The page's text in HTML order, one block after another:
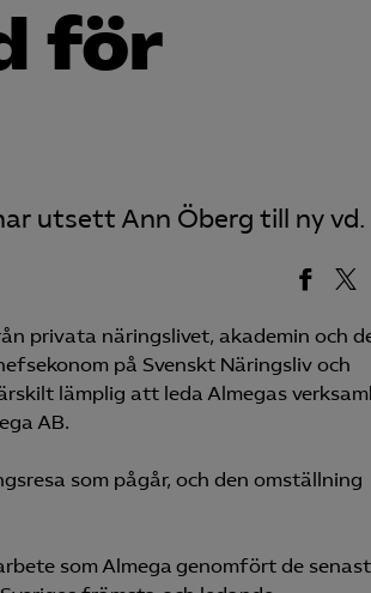
för
utsett Ann Öberg till ny vd.
privata näringslivet, akademin och
på Svenskt Näringsliv och
lämplig att leda Almegas
AB.
som pågår, och den omställning
som Almega genomfört de